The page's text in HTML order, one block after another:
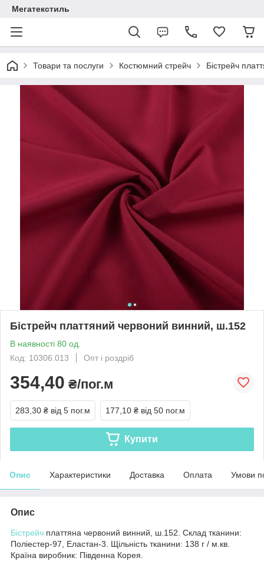
Мегатекстиль
Товари та послуги Костюмний стрейч Бістрейч
Бістрейч платтяний червоний винний, ш.152
В наявності 80 од.
Код: 10306.013
Опт і роздріб
354,40 ₴/пог.м
283,30 ₴ від 5 пог.м 177,10 ₴ від 50 пог.м
Купити
Опис Характеристики Доставка Оплата Умови
Опис
Бістрейч платтяна червоний винний, ш.152. Склад тканини:
Поліестер-97, Еластан-3. Щільність тканини: 138 г / м.кв.
Країна виробник: Південна Корея.